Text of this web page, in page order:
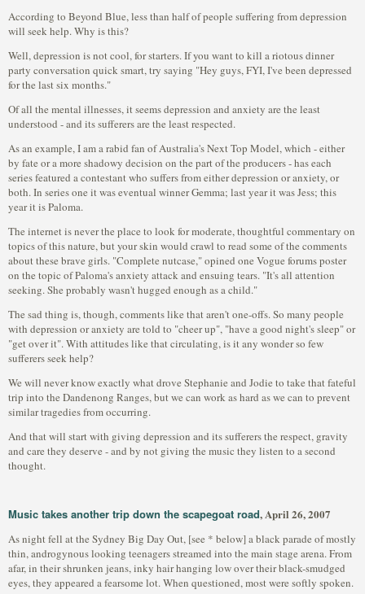
According to Beyond Blue, less than half of people suffering from depression
will seek help. Why is this?
Well, depression is not cool, for starters. If you want to kill a riotous dinner
party conversation quick smart, try saying "Hey guys, FYI, I've been depressed
for the last six months."
Of all the mental illnesses, it seems depression and anxiety are the least
understood - and its sufferers are the least respected.
As an example, I am a rabid fan of Australia's Next Top Model, which - either
by fate or a more shadowy decision on the part of the producers - has each
series featured a contestant who suffers from either depression or anxiety, or
both. In series one it was eventual winner Gemma; last year it was Jess; this
year it is Paloma.
The internet is never the place to look for moderate, thoughtful commentary on
topics of this nature, but your skin would crawl to read some of the comments
about these brave girls. "Complete nutcase," opined one Vogue forums poster
on the topic of Paloma's anxiety attack and ensuing tears. "It's all attention
seeking. She probably wasn't hugged enough as a child."
The sad thing is, though, comments like that aren't one-offs. So many people
with depression or anxiety are told to "cheer up", "have a good night's sleep" or
"get over it". With attitudes like that circulating, is it any wonder so few
sufferers seek help?
We will never know exactly what drove Stephanie and Jodie to take that fateful
trip into the Dandenong Ranges, but we can work as hard as we can to prevent
similar tragedies from occurring.
And that will start with giving depression and its sufferers the respect, gravity
and care they deserve - and by not giving the music they listen to a second
thought.
Music takes another trip down the scapegoat road, April 26, 2007
As night fell at the Sydney Big Day Out, [see * below] a black parade of mostly
thin, androgynous looking teenagers streamed into the main stage arena. From
afar, in their shrunken jeans, inky hair hanging low over their black-smudged
eyes, they appeared a fearsome lot. When questioned, most were softly spoken.